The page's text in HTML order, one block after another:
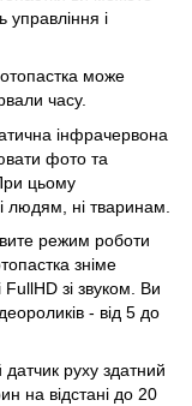
управління і
може
часу.
інфрачервона
фото та
цьому
людям, ні тваринам.
режим роботи
зніме
зі звуком. Ви
- від 5 до
руху здатний
на відстані до 20